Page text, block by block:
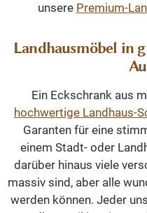
unsere Premium-
Landhausmöbel in
Ein Eckschrank aus
hochwertige Landhaus-
Garanten für eine
einem Stadt- oder
darüber hinaus viele
massiv sind, aber alle
werden können. Jeder